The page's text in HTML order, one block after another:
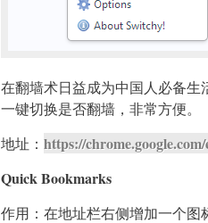
在翻墙术日益成为中国人必备
一键切换是否翻墙，非常方便。
地址： https://
Quick Bookmarks
作用：在地址栏右侧增加一个图